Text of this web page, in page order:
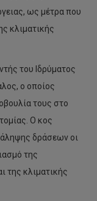
ως μέτρα που
κλιματικής
του Ιδρύματος
ο οποίος
τους στο
Ο κος
δράσεων οι
της
της κλιματικής